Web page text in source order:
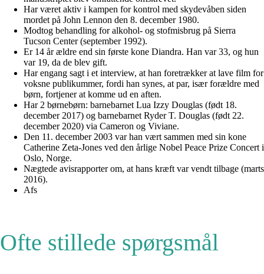
Har været aktiv i kampen for kontrol med skydevåben siden
mordet på John Lennon den 8. december 1980.
Modtog behandling for alkohol- og stofmisbrug på Sierra
Tucson Center (september 1992).
Er 14 år ældre end sin første kone Diandra. Han var 33, og hun
var 19, da de blev gift.
Har engang sagt i et interview, at han foretrækker at lave film for
voksne publikummer, fordi han synes, at par, især forældre med
børn, fortjener at komme ud en aften.
Har 2 børnebørn: barnebarnet Lua Izzy Douglas (født 18.
december 2017) og barnebarnet Ryder T. Douglas (født 22.
december 2020) via Cameron og Viviane.
Den 11. december 2003 var han vært sammen med sin kone
Catherine Zeta-Jones ved den årlige Nobel Peace Prize Concert i
Oslo, Norge.
Nægtede avisrapporter om, at hans kræft var vendt tilbage (marts
2016).
Afs
Ofte stillede spørgsmål